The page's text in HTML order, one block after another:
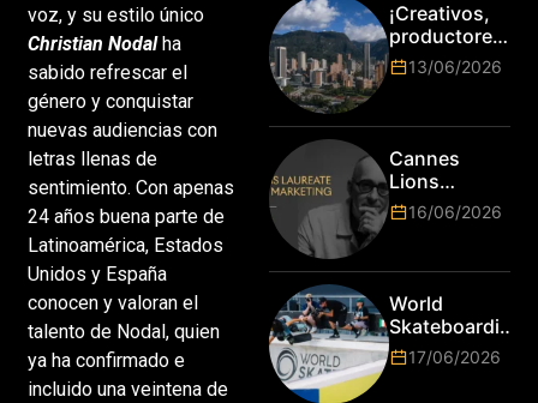
voz, y su estilo único
Christian Nodalha
sabido refrescar el
género y conquistar
nuevas audiencias con
letras llenas de
sentimiento. Con apenas
24 años buena parte de
Latinoamérica, Estados
Unidos y España
conocen y valoran el
talento de Nodal, quien
ya ha confirmado e
incluido una veintena de
¡Creativos,
productores
y cracks de
la tecnología
es hora de
subir de
nivel! Las
marcas más
top del
13/06/2026
Cannes
Lions
anuncia a
Jim Stengel
primer Lions
Laureate for
Marketing
16/06/2026
World
Skateboarding
Tour:
¡Resultados
17/06/2026